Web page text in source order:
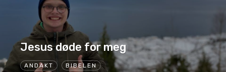
ANDAKT BIBELEN
Jesus døde for meg